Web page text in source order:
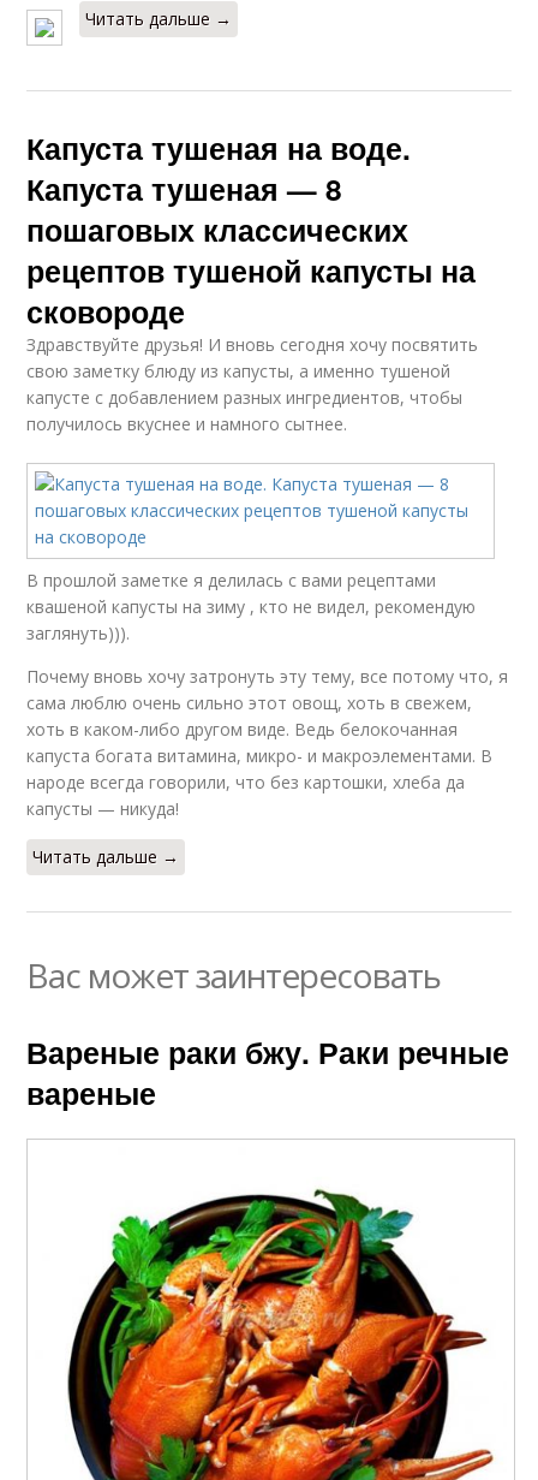
Читать дальше →
Капуста тушеная на воде.
Капуста тушеная — 8
пошаговых классических
рецептов тушеной капусты на
сковороде
Здравствуйте друзья! И вновь сегодня хочу посвятить
свою заметку блюду из капусты, а именно тушеной
капусте с добавлением разных ингредиентов, чтобы
получилось вкуснее и намного сытнее.
В прошлой заметке я делилась с вами рецептами
квашеной капусты на зиму , кто не видел, рекомендую
заглянуть))).
Почему вновь хочу затронуть эту тему, все потому что, я
сама люблю очень сильно этот овощ, хоть в свежем,
хоть в каком-либо другом виде. Ведь белокочанная
капуста богата витамина, микро- и макроэлементами. В
народе всегда говорили, что без картошки, хлеба да
капусты — никуда!
Читать дальше →
Вас может заинтересовать
Вареные раки бжу. Раки речные
вареные